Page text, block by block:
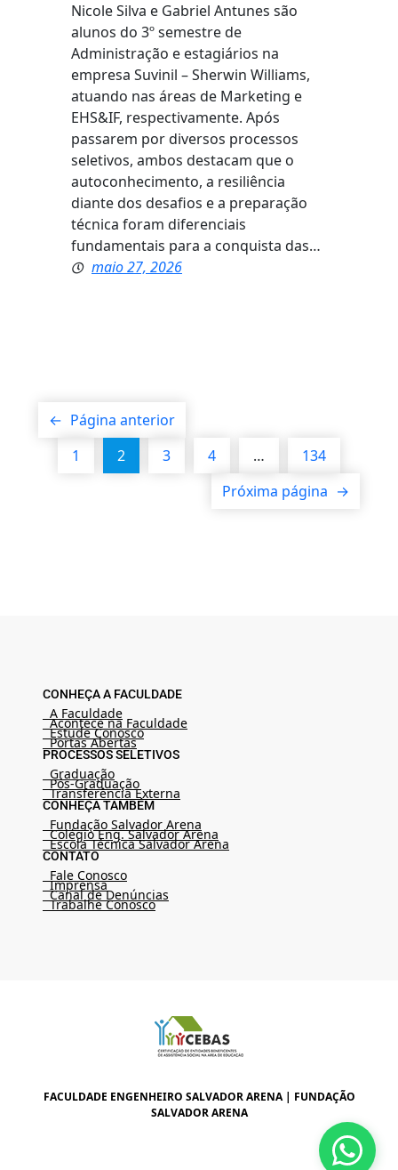
Nicole Silva e Gabriel Antunes são
alunos do 3º semestre de
Administração e estagiários na
empresa Suvinil – Sherwin Williams,
atuando nas áreas de Marketing e
EHS&IF, respectivamente. Após
passarem por diversos processos
seletivos, ambos destacam que o
autoconhecimento, a resiliência
diante dos desafios e a preparação
técnica foram diferenciais
fundamentais para a conquista das…
maio 27, 2026
← Página anterior
1
2 3 4 …
134
Próxima página →
CONHEÇA A FACULDADE
A Faculdade
Acontece na Faculdade
Estude Conosco
Portas Abertas
PROCESSOS SELETIVOS
Graduação
Pós-Graduação
Transferência Externa
CONHEÇA TAMBÉM
Fundação Salvador Arena
Colégio Eng. Salvador Arena
Escola Técnica Salvador Arena
CONTATO
Fale Conosco
Imprensa
Canal de Denúncias
Trabalhe Conosco
FACULDADE ENGENHEIRO SALVADOR ARENA | FUNDAÇÃO
SALVADOR ARENA